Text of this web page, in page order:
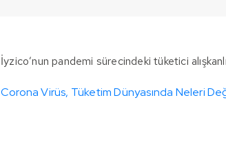
İyzico’nun pandemi sürecindeki tüketici
Corona Virüs, Tüketim Dünyasında Neleri